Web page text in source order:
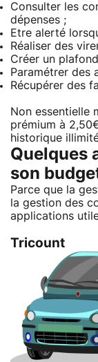
Consulter les
dépenses ;
Etre alerté
Réaliser des
Créer un
Paramétrer des
Récupérer des
Non essentielle
prémium à
historique
Quelques
son
Parce que la
la gestion des
applications
Tricount